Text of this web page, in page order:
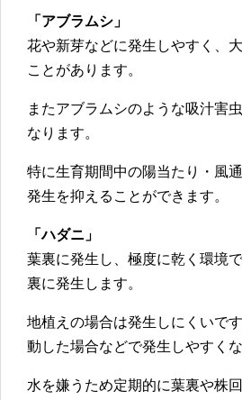
「アブラムシ」
花や新芽などに発生しやすく、
ことがあります。
またアブラムシのような吸汁害
なります。
特に生育期間中の陽当たり・風
発生を抑えることができます。
「ハダニ」
葉裏に発生し、極度に乾く環境
裏に発生します。
地植えの場合は発生しにくいで
動した場合などで発生しやすくな
水を嫌うため定期的に葉裏や株